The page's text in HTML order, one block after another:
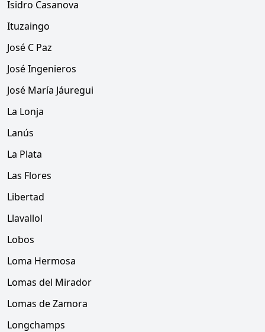
Isidro Casanova
Ituzaingo
José C Paz
José Ingenieros
José María Jáuregui
La Lonja
Lanús
La Plata
Las Flores
Libertad
Llavallol
Lobos
Loma Hermosa
Lomas del Mirador
Lomas de Zamora
Longchamps